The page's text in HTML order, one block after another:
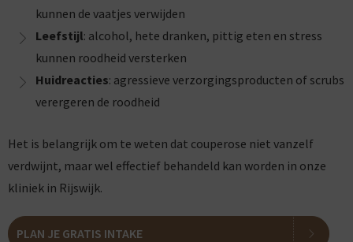
kunnen de vaatjes verwijden
Leefstijl: alcohol, hete dranken, pittig eten en stress
kunnen roodheid versterken
Huidreacties: agressieve verzorgingsproducten of scrubs
verergeren de roodheid
Het is belangrijk om te weten dat couperose niet vanzelf
verdwijnt, maar wel effectief behandeld kan worden in onze
kliniek in Rijswijk.
PLAN JE GRATIS INTAKE